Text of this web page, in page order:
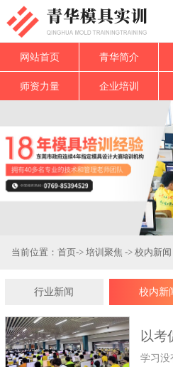
网站首页 青华简介
师资力量 企业培训
当前位置： 首页-> 培训聚焦 -> 校内新闻
行业新闻 校内新
学习没